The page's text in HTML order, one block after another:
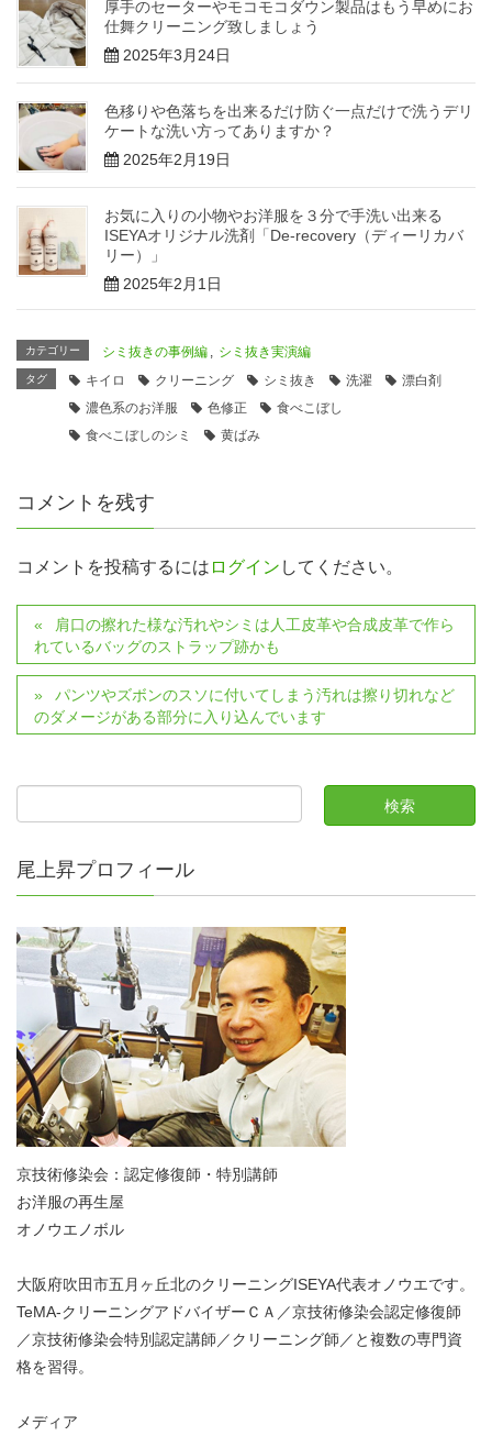
厚手のセーターやモコモコダウン製品はもう早めにお
仕舞クリーニング致しましょう
2025年3月24日
色移りや色落ちを出来るだけ防ぐ一点だけで洗うデリ
ケートな洗い方ってありますか？
2025年2月19日
お気に入りの小物やお洋服を３分で手洗い出来る
ISEYAオリジナル洗剤「De-recovery（ディーリカバ
リー）」
2025年2月1日
カテゴリー シミ抜きの事例編 シミ抜き実演編
タグ キイロ クリーニング シミ抜き 洗濯
漂白剤
濃色系のお洋服
色修正
食べこぼし
食べこぼしのシミ
黄ばみ
コメントを残す
コメントを投稿するには ログイン してください。
肩口の擦れた様な汚れやシミは人工皮革や合成皮革で作ら
れているバッグのストラップ跡かも
パンツやズボンのスソに付いてしまう汚れは擦り切れなど
のダメージがある部分に入り込んでいます
尾上昇プロフィール
京技術修染会：認定修復師・特別講師
お洋服の再生屋
オノウエノボル
大阪府吹田市五月ヶ丘北のクリーニングISEYA代表オノウエです。
TeMA-クリーニングアドバイザーＣＡ／京技術修染会認定修復師
／京技術修染会特別認定講師／クリーニング師／と複数の専門資
格を習得。
メディア